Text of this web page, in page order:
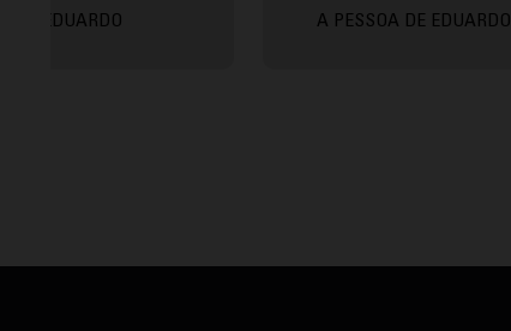
EDUARDO A PESSOA DE EDUARDO